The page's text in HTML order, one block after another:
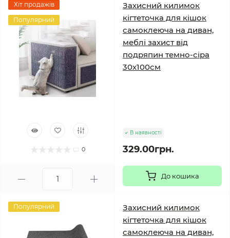
Хіт продажів
Популярний
0
Захисний килимок
кігтеточка для кішок
самоклеюча на диван,
меблі захист від
подряпин темно-сіра
30х100см
В наявності
329.00грн.
До кошика
Популярний
Захисний килимок
кігтеточка для кішок
самоклеюча на диван,